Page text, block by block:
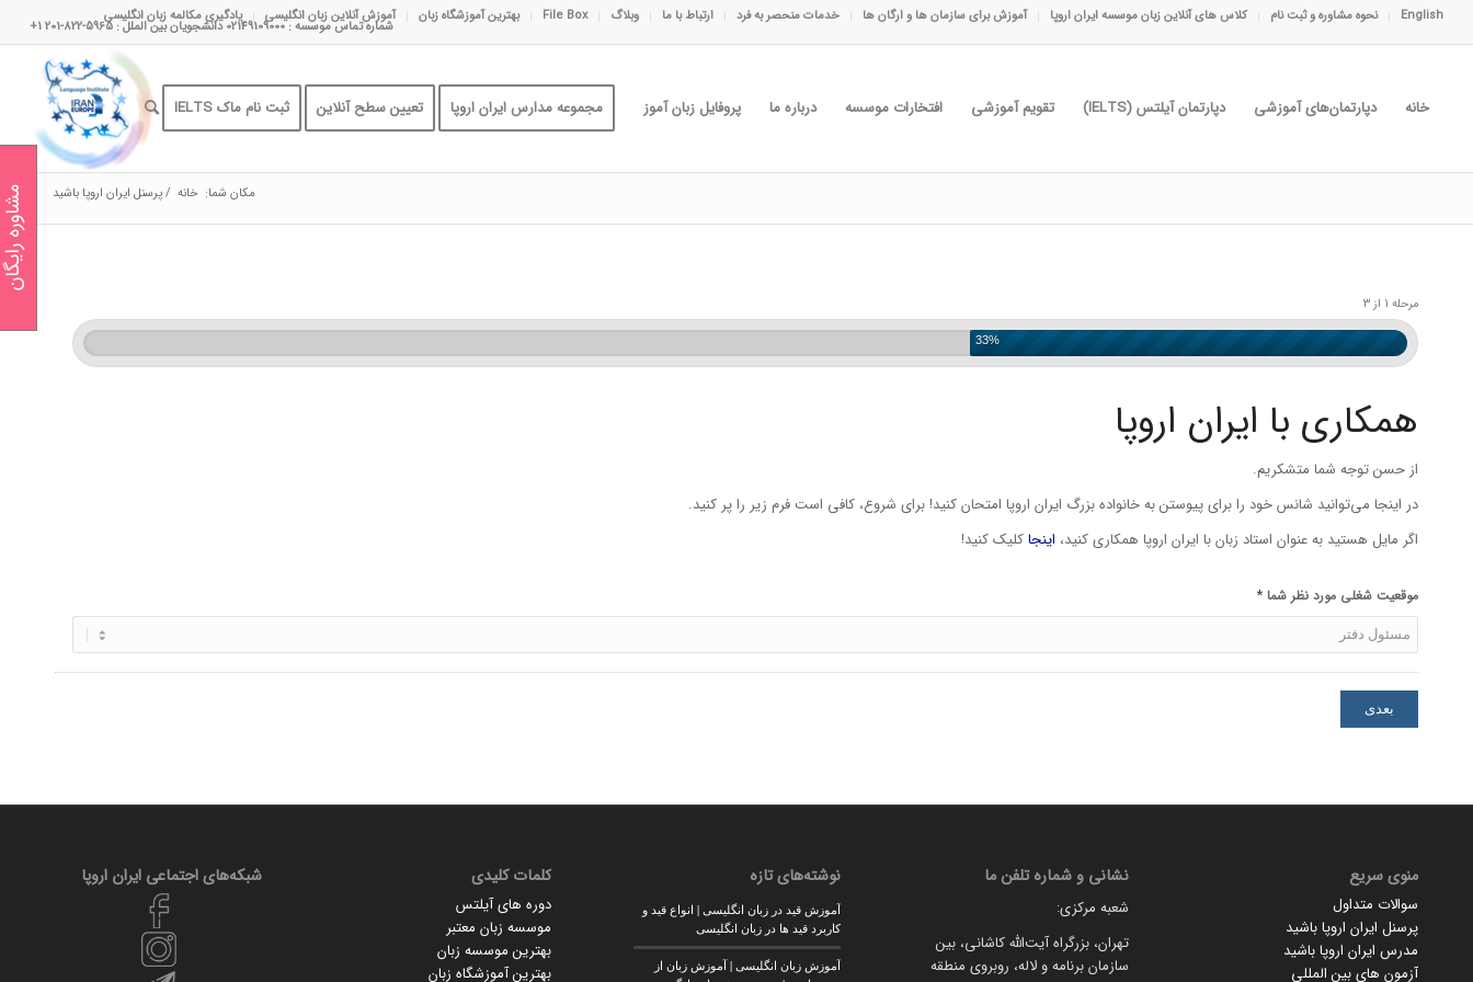
English نحوه مشاوره و ثبت نام کلاس های آنلاین زبان موسسه ایران اروپا آموزش برای سازمان ها و ارگان ها خدمات منحصر به فرد ارتباط با ما وبلاگ File Box بهترین آموزشگاه زبان آموزش آنلاین زبان انگلیسی یادگیری مکالمه زبان انگلیسی
شماره تماس موسسه : 02149109000 دانشجویان بین الملل : 5965-822-201 1+
خانه دپارتمان‌های آموزشی دپارتمان آیلتس (IELTS) تقویم آموزشی افتخارات موسسه درباره ما پروفایل زبان آموز مجموعه مدارس ایران اروپا تعیین سطح آنلاین ثبت نام ماک IELTS
مکان شما: خانه /پرسنل ایران اروپا باشید
مرحله 1 از 3
33%
همکاری با ایران اروپا
از حسن توجه شما متشکریم.
در اینجا می‌توانید شانس خود را برای پیوستن به خانواده بزرگ ایران اروپا امتحان کنید! برای شروع، کافی است فرم زیر را پر کنید.
اگر مایل هستید به عنوان استاد زبان با ایران اروپا همکاری کنید، اینجاکلیک کنید!
موقعیت شغلی مورد نظر شما *
منوی سریع
سوالات متداول
پرسنل ایران اروپا باشید
مدرس ایران اروپا باشید
آزمون های بین المللی
نشانی و شماره تلفن ما
شعبه مرکزی:
تهران، بزرگراه آیت‌الله کاشانی، بین
سازمان برنامه و لاله، روبروی منطقه
نوشته‌های تازه
آموزش قید در زبان انگلیسی | انواع قید و
کاربرد قید ها در زبان انگلیسی
آموزش زبان انگلیسی | آموزش زبان از
کلمات کلیدی
دوره های آیلتس
موسسه زبان معتبر
بهترین موسسه زبان
بهترین آموزشگاه زبان
شبکه‌های اجتماعی ایران‌ اروپا